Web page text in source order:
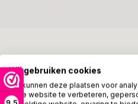
9,5
Kunstpakket
Adresgegevens:
Wij gebruiken cookies
We kunnen deze plaatsen voor
onze website te verbeteren,